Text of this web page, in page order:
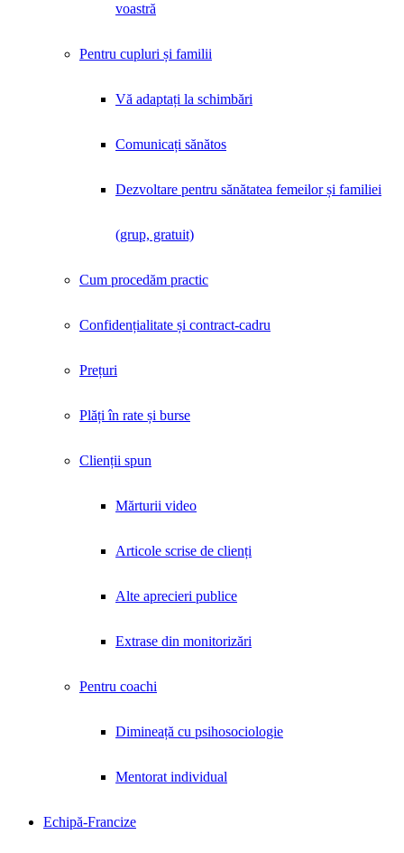
voastră
Pentru cupluri și familii
Vă adaptați la schimbări
Comunicați sănătos
Dezvoltare pentru sănătatea femeilor și familiei
(grup, gratuit)
Cum procedăm practic
Confidențialitate și contract-cadru
Prețuri
Plăți în rate și burse
Clienții spun
Mărturii video
Articole scrise de clienți
Alte aprecieri publice
Extrase din monitorizări
Pentru coachi
Dimineață cu psihosociologie
Mentorat individual
Echipă-Francize